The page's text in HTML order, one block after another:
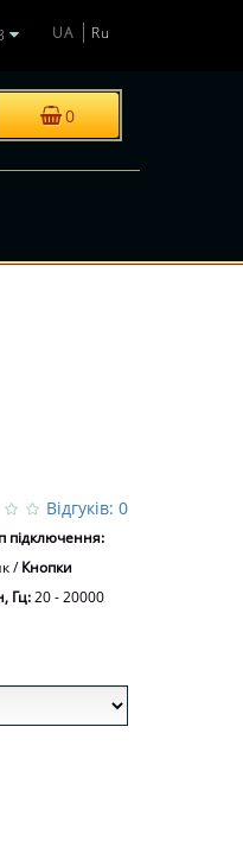
UA Ru
0
Відгуків: 0
підключення:
/Кнопки
Гц:20 - 20000